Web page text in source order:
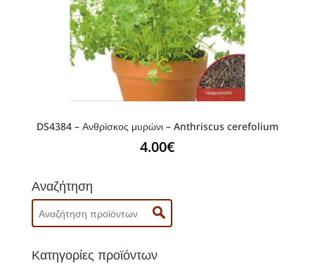
DS4384 – Ανθρίσκος μυρώνι – Anthriscus cerefolium
4.00€
Αναζήτηση
Search
for:
Κατηγορίες προϊόντων